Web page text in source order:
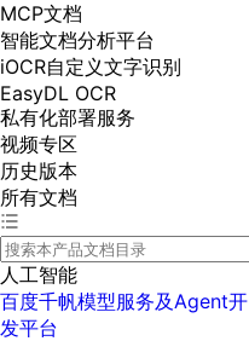
MCP文档
智能文档分析平台
iOCR自定义文字识别
EasyDL OCR
私有化部署服务
视频专区
历史版本
所有文档
人工智能
百度千帆模型服务及Agent开
发平台